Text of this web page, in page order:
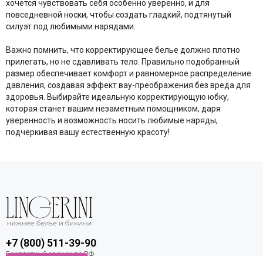
хочется чувствовать себя особенно уверенно, и для
повседневной носки, чтобы создать гладкий, подтянутый
силуэт под любимыми нарядами.
Важно помнить, что корректирующее белье должно плотно
прилегать, но не сдавливать тело. Правильно подобранный
размер обеспечивает комфорт и равномерное распределение
давления, создавая эффект вау-преображения без вреда для
здоровья. Выбирайте идеальную корректирующую юбку,
которая станет вашим незаметным помощником, даря
уверенность и возможность носить любимые наряды,
подчеркивая вашу естественную красоту!
+7 (800) 511-39-90